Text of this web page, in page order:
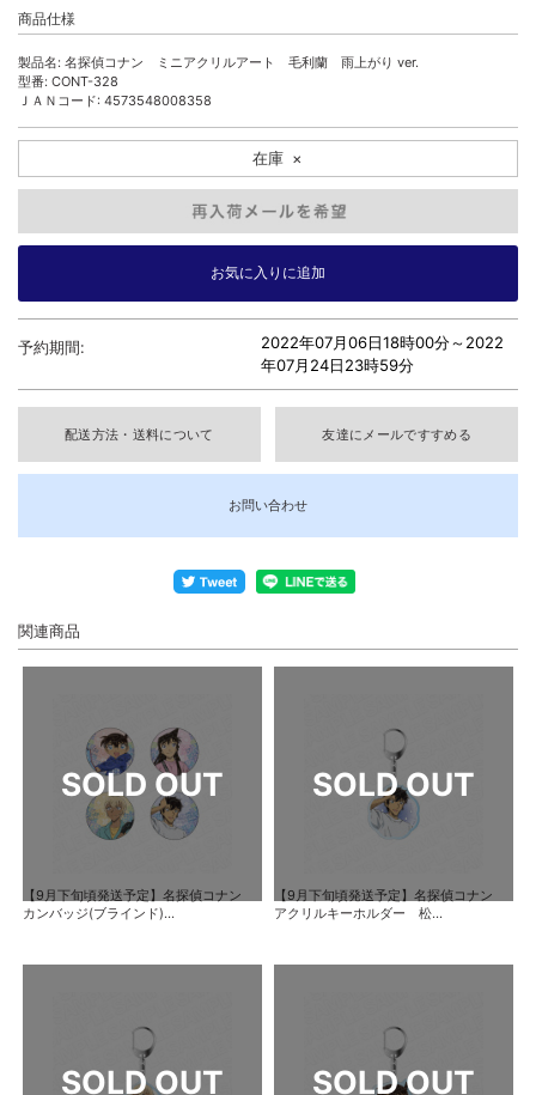
商品仕様
製品名: 名探偵コナン ミニアクリルアート 毛利蘭 雨上がり ver.
型番: CONT-328
ＪＡＮコード: 4573548008358
在庫 ×
予約期間: 2022年07月06日18時00分～2022
年07月24日23時59分
配送方法・送料について 友達にメールですすめる
お問い合わせ
関連商品
【9月下旬頃発送予定】名探偵コナン
カンバッジ(ブラインド)...
【9月下旬頃発送予定】名探偵コナン
アクリルキーホルダー 松...